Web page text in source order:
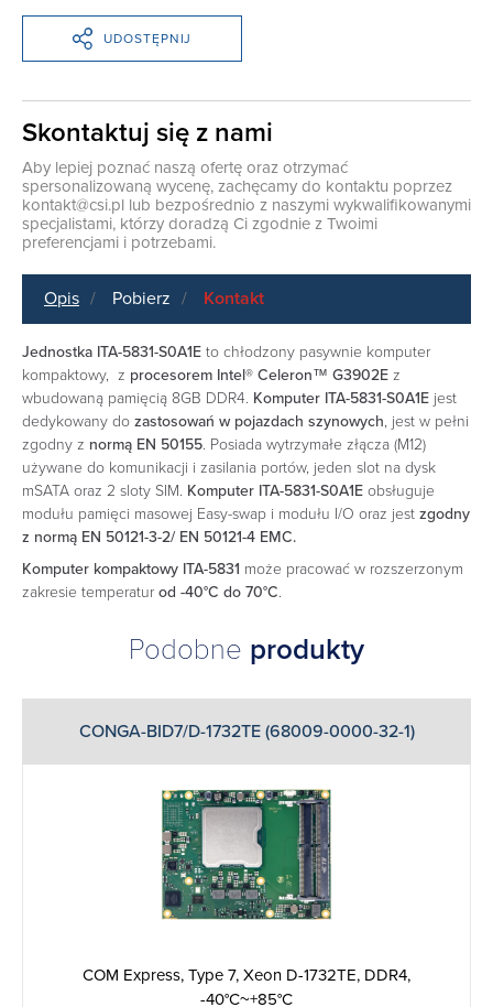
UDOSTĘPNIJ
Skontaktuj się z nami
Aby lepiej poznać naszą ofertę oraz otrzymać
spersonalizowaną wycenę, zachęcamy do kontaktu poprzez
kontakt@csi.pl lub bezpośrednio z naszymi wykwalifikowanymi
specjalistami, którzy doradzą Ci zgodnie z Twoimi
preferencjami i potrzebami.
Opis Pobierz Kontakt
Jednostka ITA-5831-S0A1E to chłodzony pasywnie komputer
kompaktowy, z procesorem Intel® Celeron™ G3902E z
wbudowaną pamięcią 8GB DDR4. Komputer ITA-5831-S0A1E jest
dedykowany do zastosowań w pojazdach szynowych, jest w pełni
zgodny z normą EN 50155. Posiada wytrzymałe złącza (M12)
używane do komunikacji i zasilania portów, jeden slot na dysk
mSATA oraz 2 sloty SIM. Komputer ITA-5831-S0A1E obsługuje
modułu pamięci masowej Easy-swap i modułu I/O oraz jest zgodny
z normą EN 50121-3-2/ EN 50121-4 EMC.
Komputer kompaktowy ITA-5831 może pracować w rozszerzonym
zakresie temperatur od -40°C do 70°C.
Podobne produkty
CONGA-BID7/D-1732TE (68009-0000-32-1)
COM Express, Type 7, Xeon D-1732TE, DDR4,
-40°C~+85°C